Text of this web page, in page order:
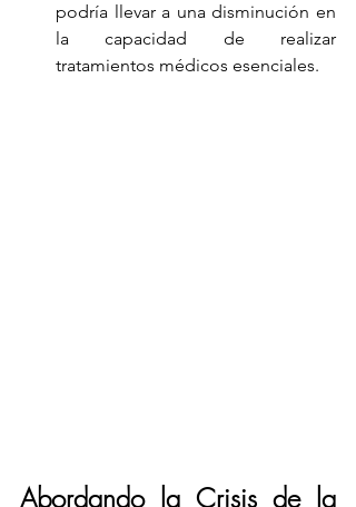
podría llevar a una disminución en
la capacidad de realizar
tratamientos médicos esenciales.
Abordando la Crisis de la